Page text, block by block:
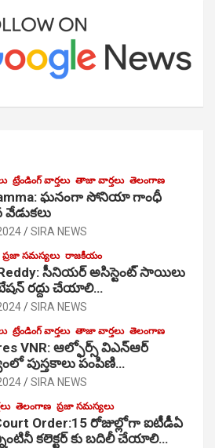
ట్రేండింగ్ వార్తలు తాజా వార్తలు తెలంగాణ
ఘ‌నంగా సోనియా గాంధీ
వేడుక‌లు
SIRA NEWS
ప్రజా సమస్యలు రాజకీయం
Reddy: సీనియర్ అసిస్టెంట్ సాయిలు
రద్దు చేయాలి…
SIRA NEWS
ట్రేండింగ్ వార్తలు తాజా వార్తలు తెలంగాణ
VNR: ఆల్ఫోర్స్ విఎన్ఆర్
పుస్తకాలు పంపిణి…
SIRA NEWS
తెలంగాణ ప్రజా సమస్యలు
Order:15 రోజుల్లోగా ఐటీడీఏ
కలెక్టర్ కు బదిలీ చేయాలి…